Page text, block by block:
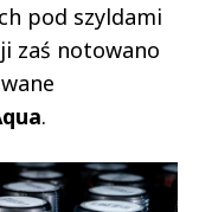
pod szyldami
zaś notowano
.